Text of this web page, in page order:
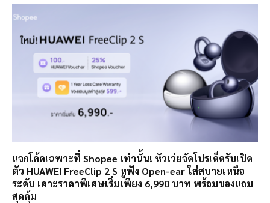
แจกโค้ดเฉพาะที่ Shopee เท่านั้น! หัวเว่ยจัดโปรเด็ดรับเปิด
ตัว HUAWEI FreeClip 2 S หูฟัง Open-ear ใส่สบายเหนือ
ระดับ เคาะราคาพิเศษเริ่มเพียง 6,990 บาท พร้อมของแถม
สุดคุ้ม